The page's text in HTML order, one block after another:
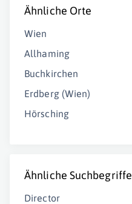
Ähnliche Orte
Wien
Allhaming
Buchkirchen
Erdberg (Wien)
Hörsching
Ähnliche Suchbegriffe
Director